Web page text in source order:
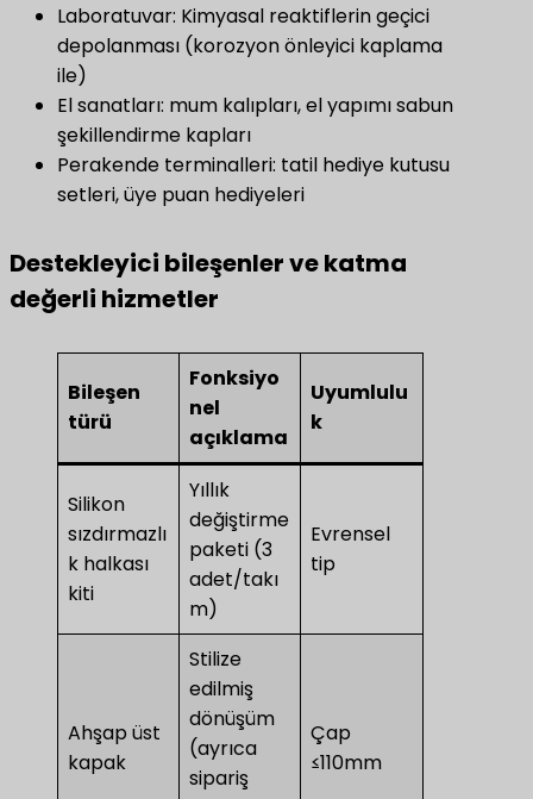
Laboratuvar: Kimyasal reaktiflerin geçici
depolanması (korozyon önleyici kaplama
ile)
El sanatları: mum kalıpları, el yapımı sabun
şekillendirme kapları
Perakende terminalleri: tatil hediye kutusu
setleri, üye puan hediyeleri
Destekleyici bileşenler ve katma
değerli hizmetler
Bileşen
türü
Fonksiyo
nel
açıklama
Uyumlulu
k
Silikon
sızdırmazlı
k halkası
kiti
Yıllık
değiştirme
paketi (3
adet/takı
m)
Evrensel
tip
Ahşap üst
kapak
Stilize
edilmiş
dönüşüm
(ayrıca
sipariş
Çap
≤110mm